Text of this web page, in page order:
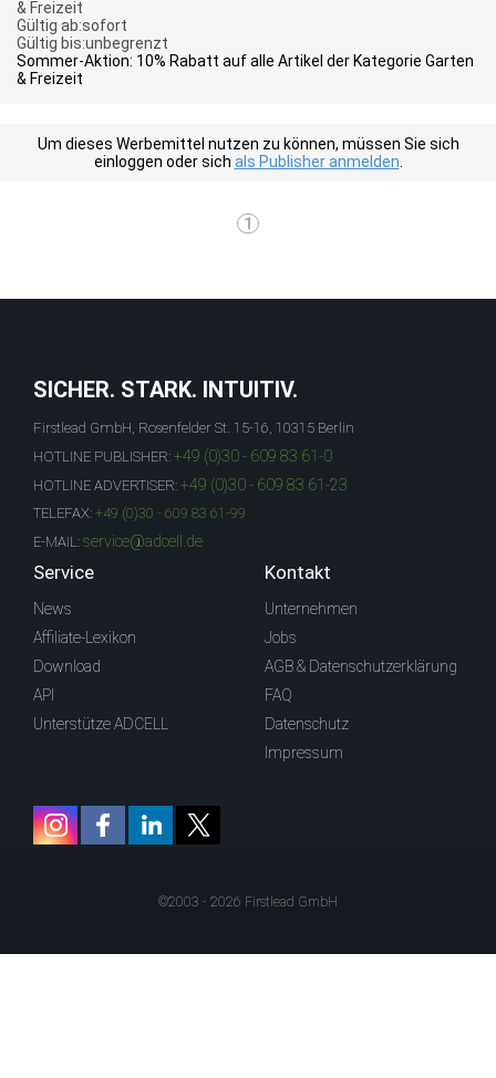
& Freizeit
Gültig ab:sofort
Gültig bis:unbegrenzt
Sommer-Aktion: 10% Rabatt auf alle Artikel der Kategorie Garten
& Freizeit
Um dieses Werbemittel nutzen zu können, müssen Sie sich
einloggen oder sich als Publisher anmelden
1
SICHER. STARK. INTUITIV.
Firstlead GmbH, Rosenfelder St. 15-16, 10315 Berlin
HOTLINE PUBLISHER: +49 (0)30 - 609 83 61-0
HOTLINE ADVERTISER: +49 (0)30 - 609 83 61-23
TELEFAX: +49 (0)30 - 609 83 61-99
E-MAIL: service@adcell.de
Service
News
Affiliate-Lexikon
Download
API
Unterstütze ADCELL
Kontakt
Unternehmen
Jobs
AGB & Datenschutzerklärung
FAQ
Datenschutz
Impressum
©2003 - 2026 Firstlead GmbH